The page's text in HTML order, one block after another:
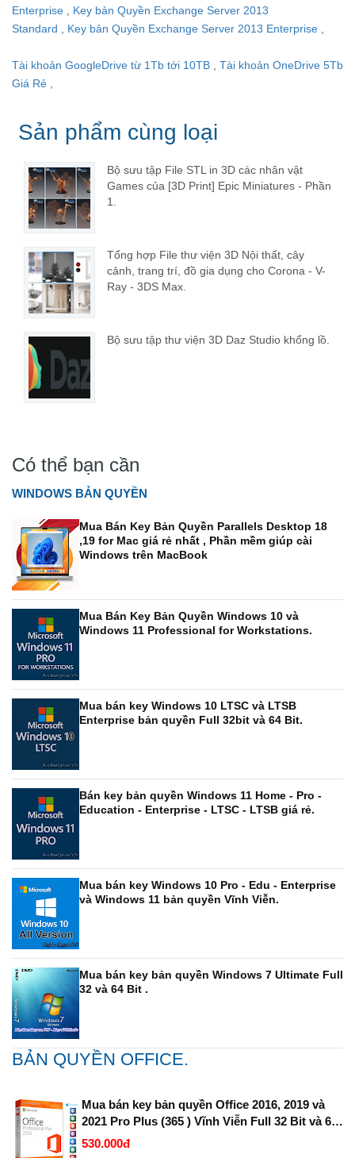
Enterprise , Key bản Quyền Exchange Server 2013
Standard , Key bản Quyền Exchange Server 2013 Enterprise ,
Tài khoản GoogleDrive từ 1Tb tới 10TB , Tài khoản OneDrive 5Tb
Giá Rẻ ,
Sản phẩm cùng loại
Bộ sưu tập File STL in 3D các nhân vật
Games của [3D Print] Epic Miniatures - Phần
1.
Tổng hợp File thư viện 3D Nội thất, cây
cảnh, trang trí, đồ gia dụng cho Corona - V-
Ray - 3DS Max.
Bộ sưu tập thư viện 3D Daz Studio khổng lồ.
Có thể bạn cần
WINDOWS BẢN QUYỀN
Mua Bán Key Bản Quyền Parallels Desktop 18
,19 for Mac giá rẻ nhất , Phần mềm giúp cài
Windows trên MacBook
Mua Bán Key Bản Quyền Windows 10 và
Windows 11 Professional for Workstations.
Mua bán key Windows 10 LTSC và LTSB
Enterprise bản quyền Full 32bit và 64 Bit.
Bán key bản quyền Windows 11 Home - Pro -
Education - Enterprise - LTSC - LTSB giá rẻ.
Mua bán key Windows 10 Pro - Edu - Enterprise
và Windows 11 bản quyền Vĩnh Viễn.
Mua bán key bản quyền Windows 7 Ultimate Full
32 và 64 Bit .
BẢN QUYỀN OFFICE.
Mua bán key bản quyền Office 2016, 2019 và
2021 Pro Plus (365 ) Vĩnh Viễn Full 32 Bit và 64
Bit.
530.000đ